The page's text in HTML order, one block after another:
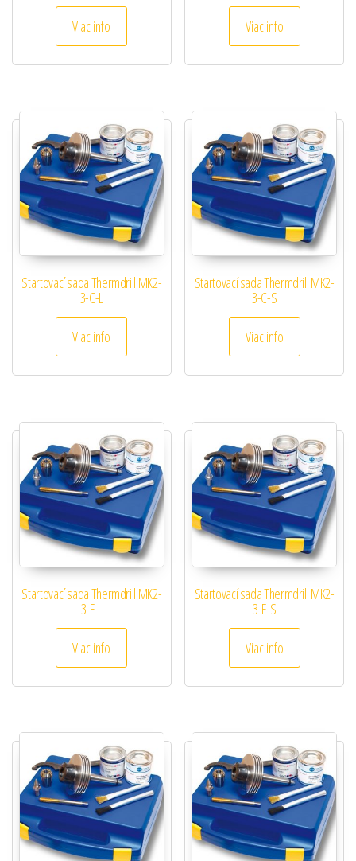
Viac info Viac info
Startovací sada Thermdrill MK2-
3-C-L
Viac info
Startovací sada Thermdrill MK2-
3-C-S
Viac info
Startovací sada Thermdrill MK2-
3-F-L
Viac info
Startovací sada Thermdrill MK2-
3-F-S
Viac info